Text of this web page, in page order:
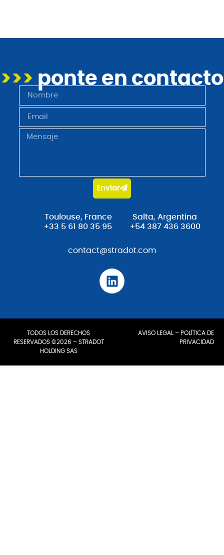
>>> ponte en contacto
Enviar
Toulouse, France
+33 5 61 80 35 95
Salta, Argentina
+54 387 436 3600
contact@stradot.com
TODOS LOS DERECHOS
RESERVADOS ©2026 – STRADOT
HOLDING SAS
AVISO LEGAL – POLÍTICA DE
PRIVACIDAD